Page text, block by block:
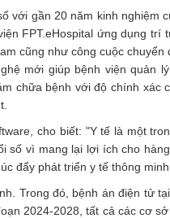
với gần 20 năm kinh nghiệm
FPT.eHospital ứng dụng trí
cũng như công cuộc
mới giúp bệnh viện quản
chữa bệnh với độ chính xác
cho biết: "Y tế là một
số vì mang lại lợi ích cho
đẩy phát triển y tế thông
Trong đó, bệnh án điện tử
2024-2028, tất cả các cơ